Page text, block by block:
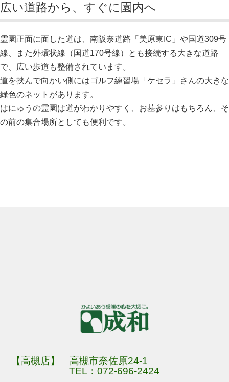
広い道路から、すぐに園内へ
霊園正面に面した道は、南阪奈道路「美原東IC」や国道309号
線、また外環状線（国道170号線）とも接続する大きな道路
で、広い歩道も整備されています。
道を挟んで向かい側にはゴルフ練習場「ケセラ」さんの大きな
緑色のネットがあります。
はにゅうの霊園は道がわかりやすく、お墓参りはもちろん、そ
の前の集合場所としても便利です。
【高槻店】 高槻市奈佐原24-1
TEL：072-696-2424